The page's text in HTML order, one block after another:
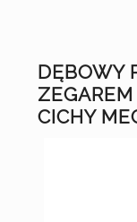
DĘBOWY
CICHY